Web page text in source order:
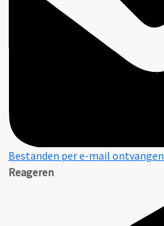
Bestanden per e-mail ontvangen
Reageren